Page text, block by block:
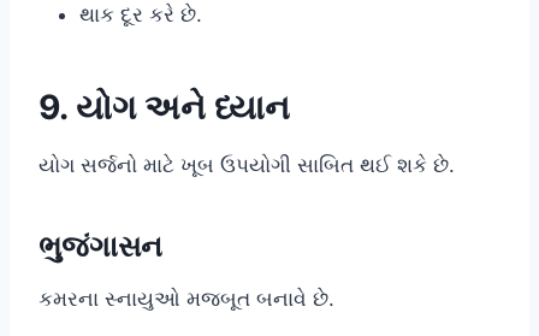
થાક દૂર કરે છે.
9. યોગ અને ધ્યાન
યોગ સર્જનો માટે ખૂબ ઉપયોગી સાબિત થઈ શકે છે.
ભુજંગાસન
કમરના સ્નાયુઓ મજબૂત બનાવે છે.